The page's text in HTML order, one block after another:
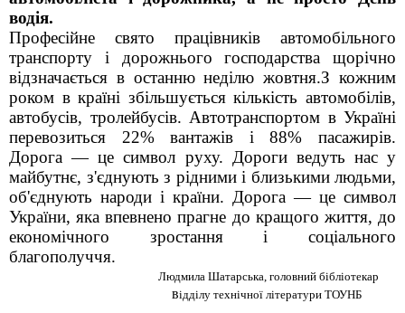
водія.
Професійне свято працівників автомобільного
транспорту і дорожнього господарства щорічно
відзначається в останню неділю жовтня.З кожним
роком в країні збільшується кількість автомобілів,
автобусів, тролейбусів. Автотранспортом в Україні
перевозиться 22% вантажів і 88% пасажирів.
Дорога — це символ руху. Дороги ведуть нас у
майбутнє, з'єднують з рідними і близькими людьми,
об'єднують народи і країни. Дорога — це символ
України, яка впевнено прагне до кращого життя, до
економічного зростання і соціального
благополуччя.
Людмила Шатарська, головний бібліотекар
відділу технічної літератури ТОУНБ